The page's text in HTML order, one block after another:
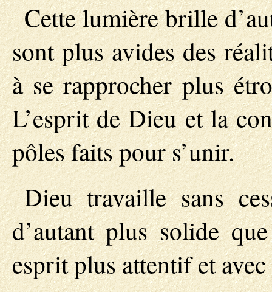
Cette lumière brille
sont plus avides des
à se rapprocher plus
L’esprit de Dieu et la
pôles faits pour s’unir.
Dieu travaille sans
d’autant plus solide
esprit plus attentif et